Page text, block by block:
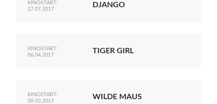
KINOSTART:
27.07.2017
DJANGO
KINOSTART:
06.04.2017
TIGER GIRL
KINOSTART:
09.03.2017
WILDE MAUS